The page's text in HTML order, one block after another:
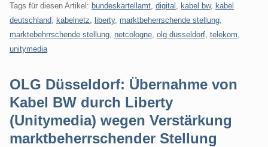
Tags für diesen Artikel: bundeskartellamt digital kabel bw, kabel
deutschland
kabelnetz liberty, marktbeherrschende stellung
marktebehrrschende stellung netcologne olg düsseldorf telekom
unitymedia
OLG Düsseldorf: Übernahme von
Kabel BW durch Liberty
(Unitymedia) wegen Verstärkung
marktbeherrschender Stellung